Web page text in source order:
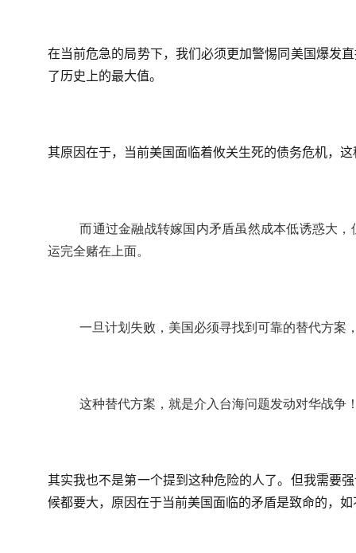
在当前危急的局势下，我们必须更加警惕同美国爆发
了历史上的最大值。
其原因在于，当前美国面临着攸关生死的债务危机，
而通过金融战转嫁国内矛盾虽然成本低诱惑大
运完全赌在上面。
一旦计划失败，美国必须寻找到可靠的替代方案
这种替代方案，就是介入台海问题发动对华战争
其实我也不是第一个提到这种危险的人了。但我需要
候都要大，原因在于当前美国面临的矛盾是致命的，